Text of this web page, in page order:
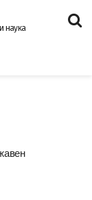
наука